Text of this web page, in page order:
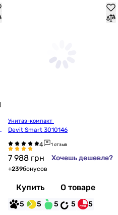
Devit Smart 3010146
1 отзыв
7 988 грн Хочешь дешевле?
+239бонусов
Купить О товаре
5 5 5 5 5